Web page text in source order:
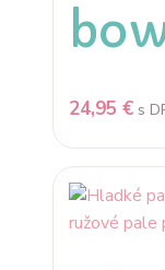
24,95 € s